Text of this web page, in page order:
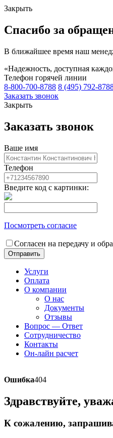
Закрыть
Спасибо за
В ближайшее время наш
«Надежность, доступная
Телефон горячей линии
8-800-700-8788 8 (495) 792-
Заказать звонок
Закрыть
Заказать звонок
Ваше имя
Телефон
Введите код с картинки:
Посмотреть согласие
Согласен на передачу и
Отправить
Услуги
Оплата
О компании
О нас
Документы
Отзывы
Вопрос — Ответ
Сотрудничество
Контакты
Он-лайн расчет
Ошибка404
Здравствуйте,
К сожалению,